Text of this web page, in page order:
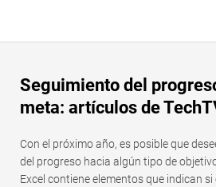
content
Funciones de Excel
Gráfico
Consejos de Excel
C ++
DSA
Seguimiento del
meta: artículos de
Con el próximo año, es posible que
del progreso hacia algún tipo de
Excel contiene elementos que indican